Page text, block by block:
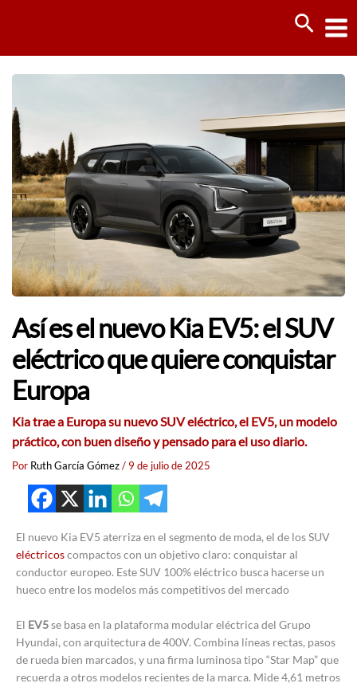
Así es el nuevo Kia EV5: el SUV
eléctrico que quiere conquistar
Europa
Kia trae a Europa su nuevo SUV eléctrico, el EV5, un modelo
práctico, con buen diseño y pensado para el uso diario.
Por Ruth García Gómez/ 9 de julio de 2025
El nuevo Kia EV5 aterriza en el segmento de moda, el de los SUV
eléctricoscompactos con un objetivo claro: conquistar al
conductor europeo. Este SUV 100% eléctrico busca hacerse un
hueco entre los modelos más competitivos del mercado
El EV5se basa en la plataforma modular eléctrica del Grupo
Hyundai, con arquitectura de 400V. Combina líneas rectas, pasos
de rueda bien marcados, y una firma luminosa tipo “Star Map” que
recuerda a otros modelos recientes de la marca. Mide 4,61 metros